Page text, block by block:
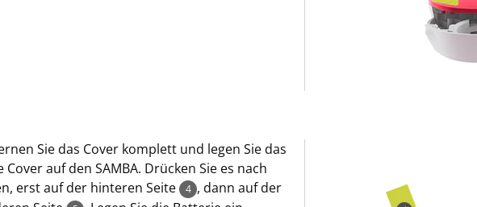
Sie das Cover komplett und legen Sie das
Cover auf den SAMBA. Drücken Sie es nach
erst auf der hinteren Seite 4 , dann auf der